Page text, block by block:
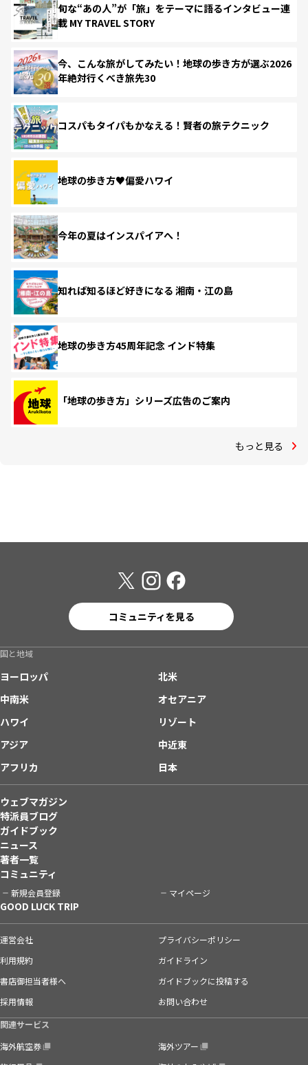
旬な“あの人”が「旅」をテーマに語るインタビュー連
載 MY TRAVEL STORY
今、こんな旅がしてみたい！地球の歩き方が選ぶ2026
年絶対行くべき旅先30
コスパもタイパもかなえる！賢者の旅テクニック
地球の歩き方♥偏愛ハワイ
今年の夏はインスパイアへ！
知れば知るほど好きになる 湘南・江の島
地球の歩き方45周年記念 インド特集
「地球の歩き方」シリーズ広告のご案内
もっと見る
コミュニティを見る
国と地域
ヨーロッパ
北米
中南米
オセアニア
ハワイ
リゾート
アジア
中近東
アフリカ
日本
ウェブマガジン
特派員ブログ
ガイドブック
ニュース
著者一覧
コミュニティ
新規会員登録 マイページ
GOOD LUCK TRIP
運営会社
プライバシーポリシー
利用規約
ガイドライン
書店御担当者様へ
ガイドブックに投稿する
採用情報
お問い合わせ
関連サービス
海外航空券
海外ツアー